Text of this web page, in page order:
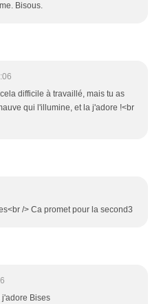
Bisous.
difficile à travaillé, mais tu as
qui l'illumine, et la j'adore !<br
/> Ca promet pour la second3
j'adore Bises